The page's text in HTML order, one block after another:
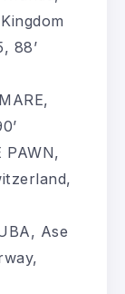
88’
PAWN,
Ase